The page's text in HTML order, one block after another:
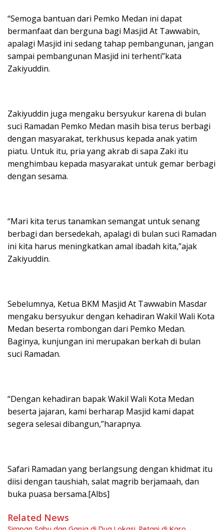
“Semoga bantuan dari Pemko Medan ini dapat
bermanfaat dan berguna bagi Masjid At Tawwabin,
apalagi Masjid ini sedang tahap pembangunan, jangan
sampai pembangunan Masjid ini terhenti”kata
Zakiyuddin.
Zakiyuddin juga mengaku bersyukur karena di bulan
suci Ramadan Pemko Medan masih bisa terus berbagi
dengan masyarakat, terkhusus kepada anak yatim
piatu. Untuk itu, pria yang akrab di sapa Zaki itu
menghimbau kepada masyarakat untuk gemar berbagi
dengan sesama.
“Mari kita terus tanamkan semangat untuk senang
berbagi dan bersedekah, apalagi di bulan suci Ramadan
ini kita harus meningkatkan amal ibadah kita,”ajak
Zakiyuddin.
Sebelumnya, Ketua BKM Masjid At Tawwabin Masdar
mengaku bersyukur dengan kehadiran Wakil Wali Kota
Medan beserta rombongan dari Pemko Medan.
Baginya, kunjungan ini merupakan berkah di bulan
suci Ramadan.
“Dengan kehadiran bapak Wakil Wali Kota Medan
beserta jajaran, kami berharap Masjid kami dapat
segera selesai dibangun,”harapnya.
Safari Ramadan yang berlangsung dengan khidmat itu
diisi dengan taushiah, salat magrib berjamaah, dan
buka puasa bersama.[Albs]
Related News